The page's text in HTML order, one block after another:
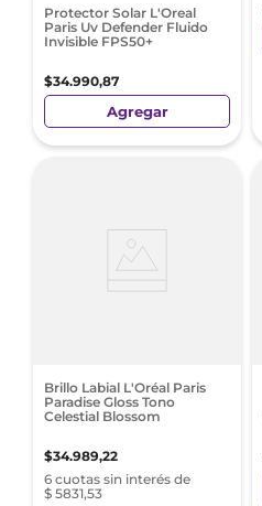
Protector Solar L'Oreal
Paris Uv Defender Fluido
Invisible FPS50+
$34.990,87
Agregar
Brillo Labial L'Oréal Paris
Paradise Gloss Tono
Celestial Blossom
$34.989,22
6 cuotas sin interés de
$ 5831,53